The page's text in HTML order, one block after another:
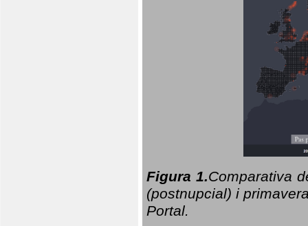
Figura 1.Comparativa
(postnupcial) i
Portal.